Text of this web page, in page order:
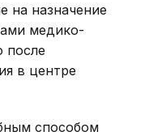
на назначение
медико-
после
в центре
способом